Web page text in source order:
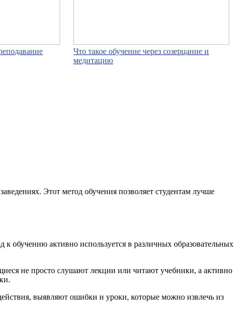
Что такое обучение через созерцание и
медитацию
Этот метод обучения позволяет студентам лучше
обучению активно используется в различных образовательных
не просто слушают лекции или читают учебники, а активно
выявляют ошибки и уроки, которые можно извлечь из